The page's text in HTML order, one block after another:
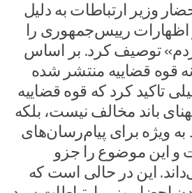
وزیر ارتباطات به دلیل
اظهارات رییس‌جمهوری را
توصیف کرد. بر اساس
قوه قضاییه منتشر شده
تاکید کرد که قوه قضاییه
باند مخالف نیست، بلکه
به ویژه برای پیام‌رسان‌های
و این موضوع را جزو
این در حالی است که